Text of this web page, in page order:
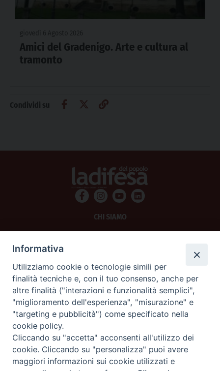
Amici del Gradenigo. Arte e cultura al
tramonto
Condividi su
CHI SIAMO
SCRIVICI
La Difesa srl - P.iva 05125420280
La Difesa del Popolo percepisce i contributi pubblici all'editoria.
La Difesa del Popolo, tramite la Fisc (Federazione Italiana Settimanali Cattolici)
ha aderito allo IAP (Istituto dell'Autodisciplina Pubblicitaria) accettando il Codice
di Autodisciplina della Comunicazione Commerciale.
La Difesa del Popolo è una testata registrata presso il Tribunale di Padova
decreto del 15 giugno 1950 al n. 37 del registro periodici.
Informativa
Utilizziamo cookie o tecnologie simili per
finalità tecniche e, con il tuo consenso, anche per
altre finalità ("interazioni e funzionalità semplici",
"miglioramento dell'esperienza", "misurazione" e
"targeting e pubblicità") come specificato nella
cookie policy.
Cliccando su "accetta" acconsenti all'utilizzo dei
cookie. Cliccando su "personalizza" puoi avere
maggiori informazioni sui cookie utilizzati e